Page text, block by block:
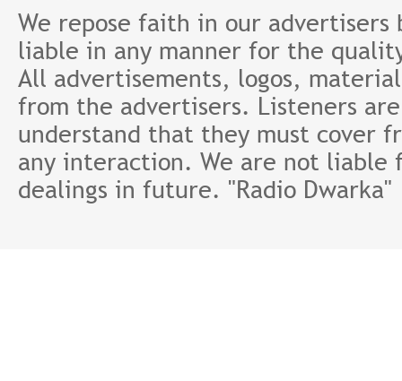
We repose faith in our
liable in any manner for the
All advertisements, logos,
from the advertisers. Listeners
understand that they must cover
any interaction. We are not
dealings in future. "Radio Dwarka"